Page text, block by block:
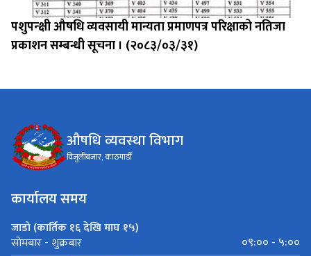
पशुपन्क्षी औषधि व्यवसायी मान्यता प्रमाणपत्र परिक्षाको नतिजा
प्रकाशन सम्बन्धी सूचना । (२०८३/०३/३१)
औषधि व्यवस्था विभाग
विजुलीबजार, काठमाडौँ
कार्यालय समय
जाडो (कार्तिक १६ देखि माघ १५)
सोमबार - शुक्रबार
०९:०० - ५:००